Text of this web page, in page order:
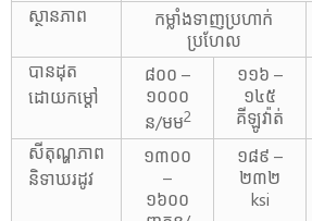
ស្ថានភាព
កម្លាំង​ទាញ​ប្រហាក់
ប្រហែល
បាន​ដុត​
ដោយ​កម្តៅ
៨០០ –
១០០០
ន/មម2
១១៦ –
១៤៥
គីឡូវ៉ាត់
សីតុណ្ហភាព
និទាឃរដូវ
១៣០០
–
១៦០០
១៨៩ –
២៣២
ksi